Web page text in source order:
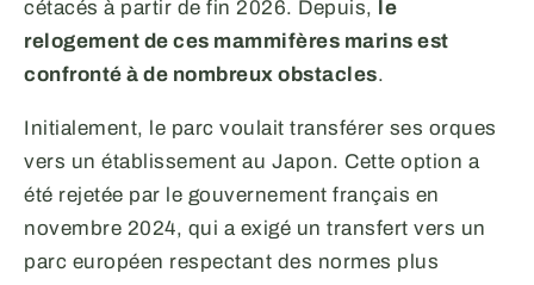
cétacés à partir de fin 2026. Depuis,
le
relogement de ces mammifères marins est
confronté à de nombreux obstacles.
Initialement, le parc voulait transférer ses orques
vers un établissement au Japon. Cette option a
été rejetée par le gouvernement français en
novembre 2024, qui a exigé un transfert vers un
parc européen respectant des normes plus